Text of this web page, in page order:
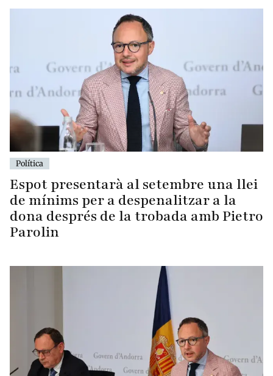
Política
Espot presentarà al setembre una llei
de mínims per a despenalitzar a la
dona després de la trobada amb Pietro
Parolin